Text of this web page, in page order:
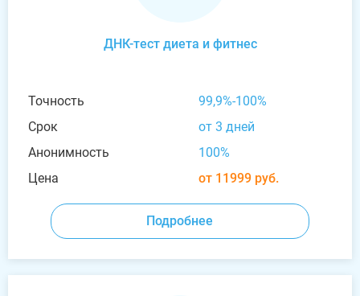
ДНК-тест диета и фитнес
Точность
99,9%-100%
Срок
от 3 дней
Анонимность
100%
Цена
от 11999 руб.
Подробнее